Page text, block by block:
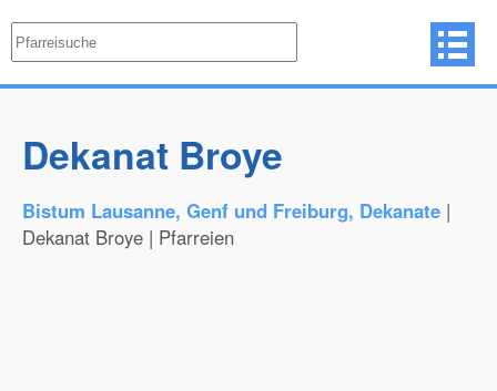
Dekanat Broye
Bistum Lausanne, Genf und Freiburg, Dekanate |
Dekanat Broye | Pfarreien